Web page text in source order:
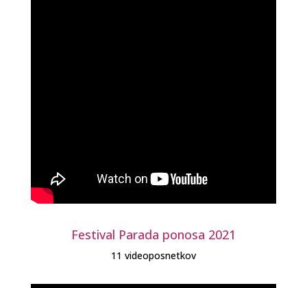
Festival Parada ponosa 2021
11 videoposnetkov